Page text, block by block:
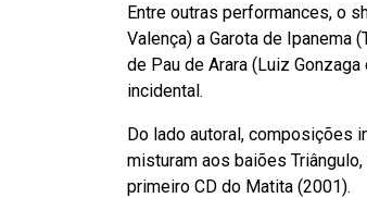
Entre outras performances, o
Valença) a Garota de Ipanema
de Pau de Arara (Luiz
incidental.
Do lado autoral, composições
misturam aos baiões
primeiro CD do Matita (2001).